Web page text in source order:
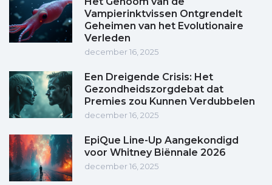
Vampierinktvissen Ontgrendelt
Geheimen van het Evolutionaire
Verleden
december 16, 2025
Een Dreigende Crisis: Het
Gezondheidszorgdebat dat
Premies zou Kunnen Verdubbelen
december 16, 2025
EpiQue Line-Up Aangekondigd
voor Whitney Biënnale 2026
december 16, 2025